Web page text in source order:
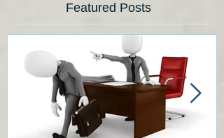
Featured Posts